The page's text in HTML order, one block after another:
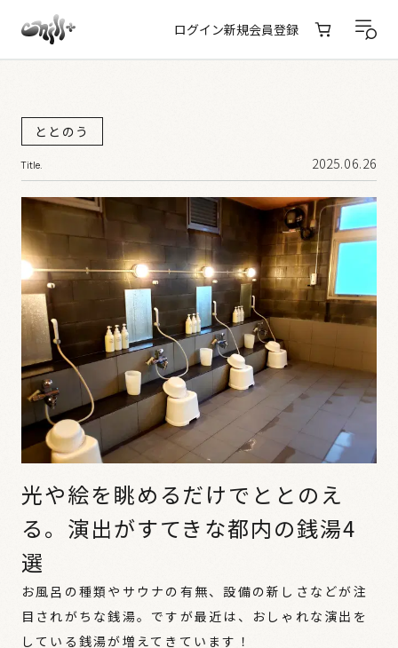
ログイン新規会員登録
ととのう
Title. 2025.06.26
光や絵を眺めるだけでととのえ
る。演出がすてきな都内の銭湯4
選
お風呂の種類やサウナの有無、設備の新しさなどが注
目されがちな銭湯。ですが最近は、おしゃれな演出を
している銭湯が増えてきています！